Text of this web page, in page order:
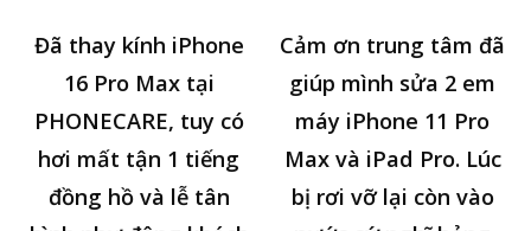
Đã thay kính iPhone
16 Pro Max tại
PHONECARE, tuy có
hơi mất tận 1 tiếng
đồng hồ và lễ tân
Cảm ơn trung tâm đã
giúp mình sửa 2 em
máy iPhone 11 Pro
Max và iPad Pro. Lúc
bị rơi vỡ lại còn vào